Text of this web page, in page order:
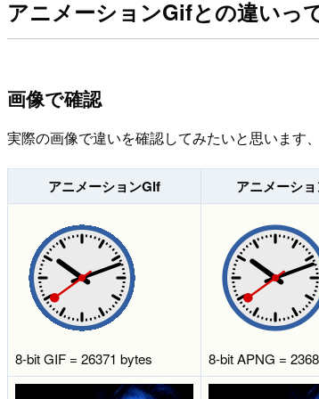
アニメーションGifとの違いっ
画像で確認
実際の画像で違いを確認してみたいと思います
アニメーションGif アニメーシ
8-bit GIF = 26371 bytes 8-bit APNG =